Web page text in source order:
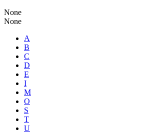
None
None
A
B
C
D
E
I
M
O
S
T
U